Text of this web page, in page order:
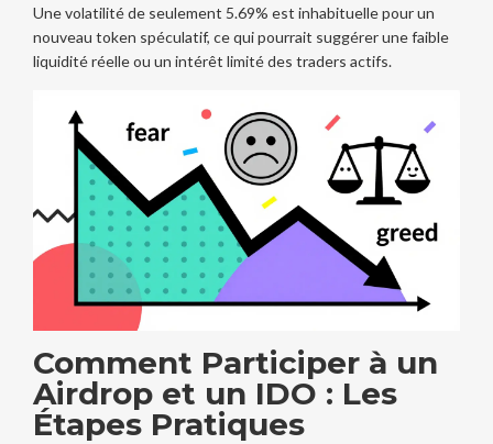
Une volatilité de seulement 5.69% est inhabituelle pour un
nouveau token spéculatif, ce qui pourrait suggérer une faible
liquidité réelle ou un intérêt limité des traders actifs.
Comment Participer à un
Airdrop et un IDO : Les
Étapes Pratiques